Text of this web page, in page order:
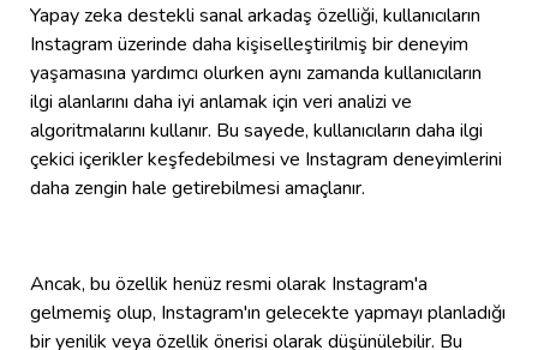
Yapay zeka destekli sanal arkadaş özelliği, kullanıcıların
Instagram üzerinde daha kişiselleştirilmiş bir deneyim
yaşamasına yardımcı olurken aynı zamanda kullanıcıların
ilgi alanlarını daha iyi anlamak için veri analizi ve
algoritmalarını kullanır. Bu sayede, kullanıcıların daha ilgi
çekici içerikler keşfedebilmesi ve Instagram deneyimlerini
daha zengin hale getirebilmesi amaçlanır.
Ancak, bu özellik henüz resmi olarak Instagram'a
gelmemiş olup, Instagram'ın gelecekte yapmayı planladığı
bir yenilik veya özellik önerisi olarak düşünülebilir. Bu